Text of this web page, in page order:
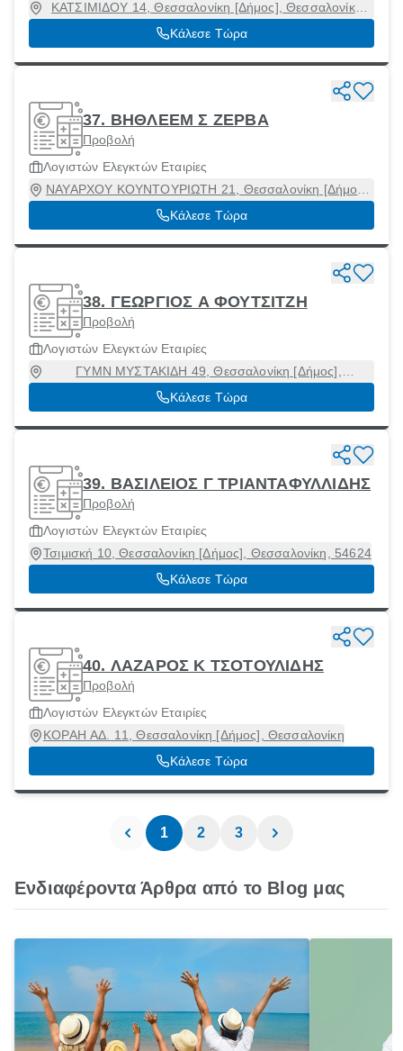
ΚΑΤΣΙΜΙΔΟΥ 14, Θεσσαλονίκη [Δήμος], Θεσσαλονίκη,
54639
Κάλεσε Τώρα
37. ΒΗΘΛΕΕΜ Σ ΖΕΡΒΑ
Προβολή
Λογιστών Ελεγκτών Εταιρίες
ΝΑΥΑΡΧΟΥ ΚΟΥΝΤΟΥΡΙΩΤΗ 21, Θεσσαλονίκη [Δήμος],
Θεσσαλονίκη, 54625
Κάλεσε Τώρα
38. ΓΕΩΡΓΙΟΣ Α ΦΟΥΤΣΙΤΖΗ
Προβολή
Λογιστών Ελεγκτών Εταιρίες
ΓΥΜΝ ΜΥΣΤΑΚΙΔΗ 49, Θεσσαλονίκη [Δήμος],
Θεσσαλονίκη, 54250
Κάλεσε Τώρα
39. ΒΑΣΙΛΕΙΟΣ Γ ΤΡΙΑΝΤΑΦΥΛΛΙΔΗΣ
Προβολή
Λογιστών Ελεγκτών Εταιρίες
Τσιμισκή 10, Θεσσαλονίκη [Δήμος], Θεσσαλονίκη, 54624
Κάλεσε Τώρα
40. ΛΑΖΑΡΟΣ Κ ΤΣΟΤΟΥΛΙΔΗΣ
Προβολή
Λογιστών Ελεγκτών Εταιρίες
ΚΟΡΑΗ ΑΔ. 11, Θεσσαλονίκη [Δήμος], Θεσσαλονίκη
Κάλεσε Τώρα
1 2 3
Ενδιαφέροντα Άρθρα από το Blog μας